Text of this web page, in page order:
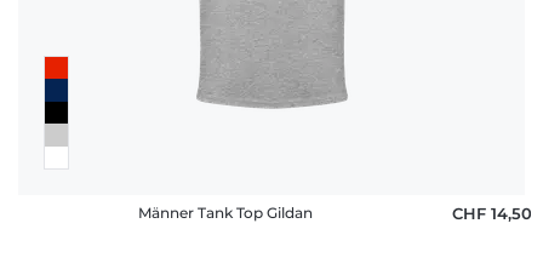
Männer Tank Top Gildan CHF 14,50